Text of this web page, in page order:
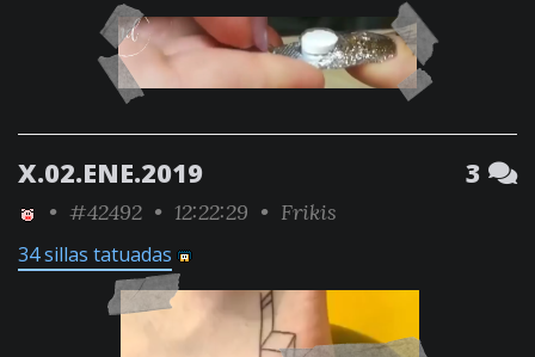
X.02.ENE.2019 3
• #42492 • 12:22:29 • Frikis
34 sillas tatuadas